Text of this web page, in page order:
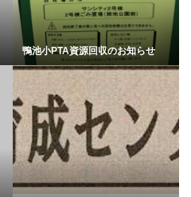
鴨池小PTA資源回収のお知らせ